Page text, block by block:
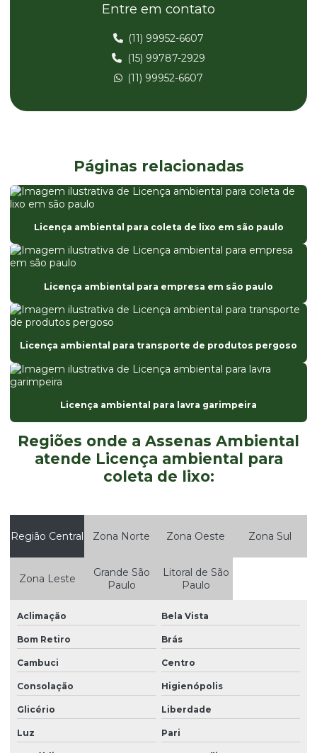
Cadri certificado em são paulo
Cadri valor
Cetesb plano de logistica reversa
Compensação ambiental
Compensação ambiental loteamento
Compensação ambiental por supressão de vegetação
Consulta de licenciamento cetesb
Consultoria ambiental
Consultoria ambiental em são paulo
Consultoria ambiental preço
Consultoria ambiental são paulo
Consultoria ambiental serviços em são paulo
Consultoria ambiental sp
Consultoria de meio ambiente
Consultoria residuos
Consultoria residuos em são paulo
Contrato prestação de serviço consultoria ambiental
Custo pgrs
Defesa ambiental
Defesa ambiental em são paulo
Destinação de resíduos
Destinação de resíduos da construção civil
Entre em contato
(11) 99952-6607
(15) 99787-2929
(11) 99952-6607
Páginas relacionadas
Licença ambiental para coleta de lixo em são paulo
Licença ambiental para empresa em são paulo
Licença ambiental para transporte de produtos pergoso
Licença ambiental para lavra garimpeira
Regiões onde a Assenas Ambiental
atende Licença ambiental para
coleta de lixo:
Região Central Zona Norte Zona Oeste Zona Sul
Zona Leste
Grande São
Paulo
Litoral de São
Paulo
Aclimação Bela Vista
Bom Retiro Brás
Cambuci Centro
Consolação Higienópolis
Glicério Liberdade
Luz Pari